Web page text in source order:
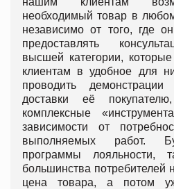
необходимый товар в
независимо от того, где
предоставлять
высшей категории,
клиентам в удобное для
проводить
доставки её
комплексные
зависимости от
выполняемых работ.
программы лояльности,
большинства потребителей
цена товара, а потом